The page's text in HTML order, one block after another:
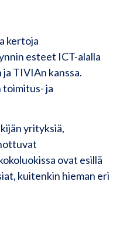
kertoja
esteet ICT-alalla
TIVIAn kanssa.
ja
yrityksiä,
ovat esillä
kuitenkin hieman eri